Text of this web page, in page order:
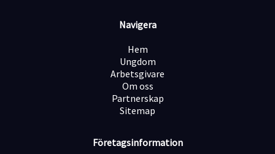
Bidra till att förbättra underhållsplaner, rutiner,
Vara behjälplig vid inventering av utrustning och
Tillse att lagar och förordningar efterföljs i det dagliga
Arbetet omfattar bland annat följande områden: VA,
ventilation, belysning, el, inredning, allmänt underhåll,
Navigera
Hem
Ungdom
Arbetsgivare
Om oss
Partnerskap
Sitemap
Företagsinformation